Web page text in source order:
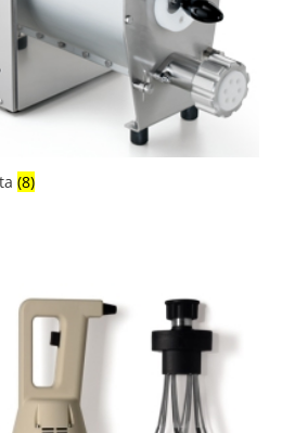
(8)